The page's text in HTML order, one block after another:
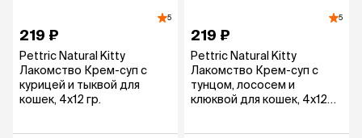
5
219 ₽
Pettric Natural Kitty
Лакомство Крем-суп с
курицей и тыквой для
кошек, 4х12 гр.
5
219 ₽
Pettric Natural Kitty
Лакомство Крем-суп с
тунцом, лососем и
клюквой для кошек, 4х12